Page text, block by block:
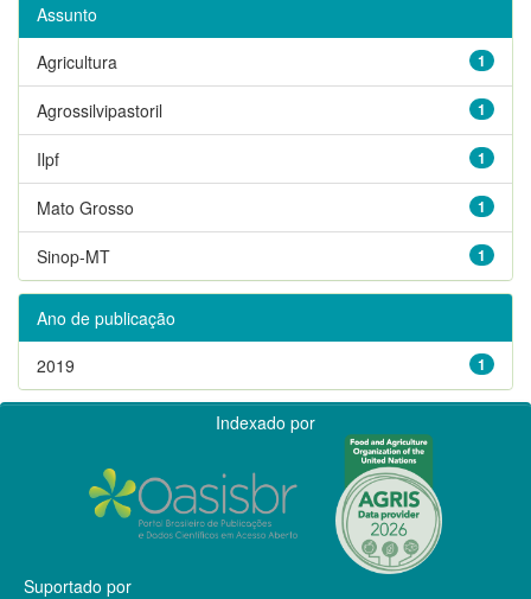
Assunto
1
Agricultura
1
Agrossilvipastoril
1
Ilpf
1
Mato Grosso
1
Sinop-MT
Ano de publicação
1
2019
Indexado por
Suportado por